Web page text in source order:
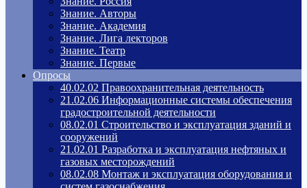
Знание. Авторы
Знание. Академия
Знание. Лига лекторов
Знание. Театр
Знание. Первые
Опросы
40.02.02 Правоохранительная деятельность
21.02.06 Информационные системы обеспечения
градостроительной деятельности
08.02.01 Строительство и эксплуатация зданий и
сооружений
21.02.01 Разработка и эксплуатация нефтяных и
газовых месторождений
08.02.08 Монтаж и эксплуатация оборудования и